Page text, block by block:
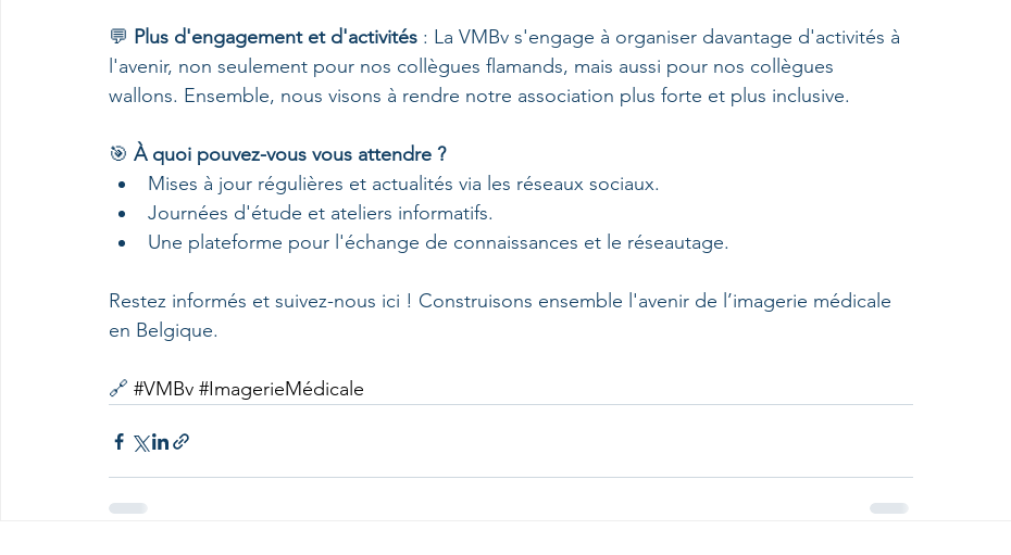
💬 Plus d'engagement et d'activités : La VMBv s'engage à organiser davantage d'activités à
l'avenir, non seulement pour nos collègues flamands, mais aussi pour nos collègues
wallons. Ensemble, nous visons à rendre notre association plus forte et plus inclusive.
🎯 À quoi pouvez-vous vous attendre ?
Mises à jour régulières et actualités via les réseaux sociaux.
Journées d'étude et ateliers informatifs.
Une plateforme pour l'échange de connaissances et le réseautage.
Restez informés et suivez-nous ici ! Construisons ensemble l'avenir de l’imagerie médicale
en Belgique.
🔗 #VMBv #ImagerieMédicale